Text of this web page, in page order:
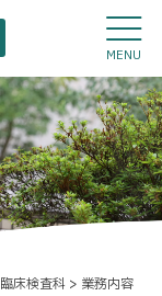
MENU
臨床検査科 > 業務内容